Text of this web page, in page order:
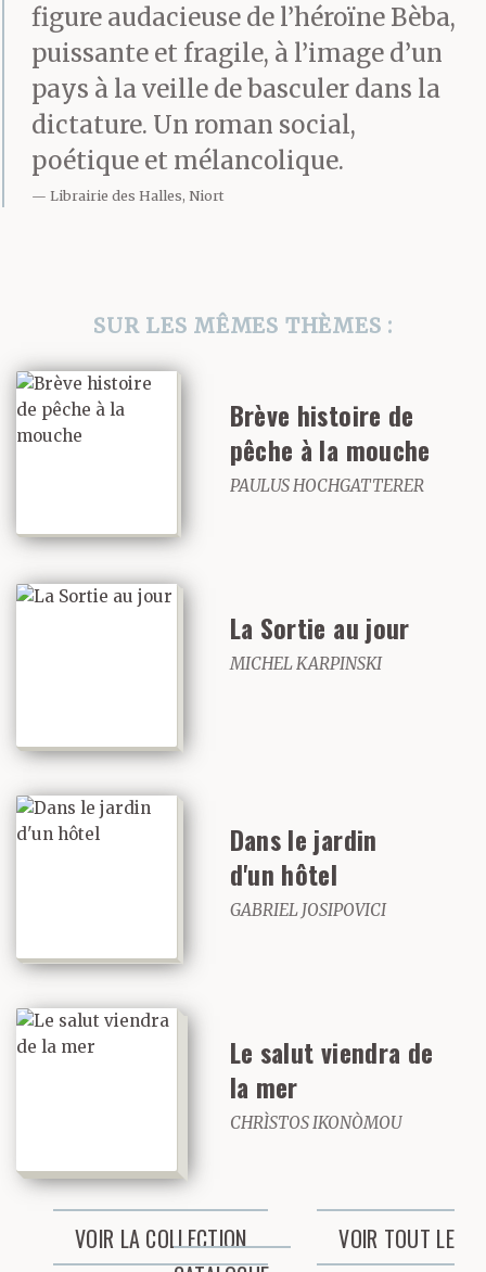
première fois dans les
couloirs de
l’université. Vlassis
courait au secrétariat
pour faire valider son
régler des formalités. Ils
se retrouvaient dans les
cafétérias de la rue Sina
avec des camarades de
l’université, des
militants qui
faisaient du
syndicalisme et
Les mots de « fasciste »,
de « criminel » et de
« mouchard »
retentissaient comme
Plus tard, le dimanche,
elle allait à Corinthe où
il faisait son service
militaire pour
lui apporter des sous-
vêtements propres, des
gâteaux et des livres de
figure audacieuse de l’héroïne Bèba,
puissante et fragile, à l’image d’un
pays à la veille de basculer dans la
dictature. Un roman social,
poétique et mélancolique.
Librairie des Halles, Niort
SUR LES MÊMES THÈMES :
Brève histoire de
pêche à la mouche
PAULUS HOCHGATTERER
La Sortie au jour
MICHEL KARPINSKI
Dans le jardin
d'un hôtel
GABRIEL JOSIPOVICI
Le salut viendra de
la mer
CHRÌSTOS IKONÒMOU
VOIR LA COLLECTION
VOIR TOUT LE